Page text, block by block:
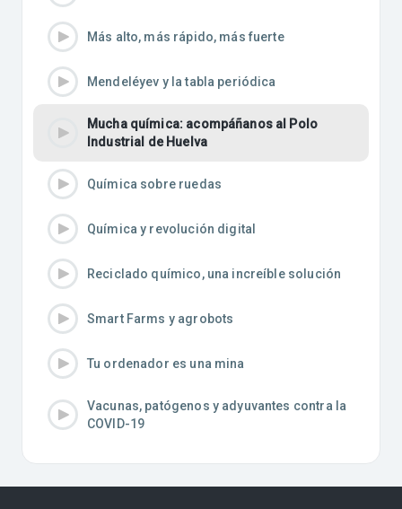
Más alto, más rápido, más fuerte
Mendeléyev y la tabla periódica
Mucha química: acompáñanos al Polo
Industrial de Huelva
Química sobre ruedas
Química y revolución digital
Reciclado químico, una increíble solución
Smart Farms y agrobots
Tu ordenador es una mina
Vacunas, patógenos y adyuvantes contra la
COVID-19